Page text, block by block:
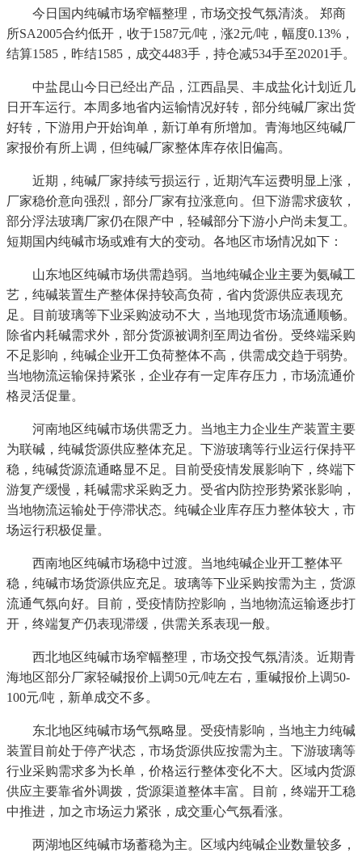
今日国内纯碱市场窄幅整理，市场交投气氛清淡。 郑商
所SA2005合约低开，收于1587元/吨，涨2元/吨，幅度0.13%，
结算1585，昨结1585，成交4483手，持仓减534手至20201手。
中盐昆山今日已经出产品，江西晶昊、丰成盐化计划近几
日开车运行。本周多地省内运输情况好转，部分纯碱厂家出货
好转，下游用户开始询单，新订单有所增加。青海地区纯碱厂
家报价有所上调，但纯碱厂家整体库存依旧偏高。
近期，纯碱厂家持续亏损运行，近期汽车运费明显上涨，
厂家稳价意向强烈，部分厂家有拉涨意向。但下游需求疲软，
部分浮法玻璃厂家仍在限产中，轻碱部分下游小户尚未复工。
短期国内纯碱市场或难有大的变动。各地区市场情况如下：
山东地区纯碱市场供需趋弱。当地纯碱企业主要为氨碱工
艺，纯碱装置生产整体保持较高负荷，省内货源供应表现充
足。目前玻璃等下业采购波动不大，当地现货市场流通顺畅。
除省内耗碱需求外，部分货源被调剂至周边省份。受终端采购
不足影响，纯碱企业开工负荷整体不高，供需成交趋于弱势。
当地物流运输保持紧张，企业存有一定库存压力，市场流通价
格灵活促量。
河南地区纯碱市场供需乏力。当地主力企业生产装置主要
为联碱，纯碱货源供应整体充足。下游玻璃等行业运行保持平
稳，纯碱货源流通略显不足。目前受疫情发展影响下，终端下
游复产缓慢，耗碱需求采购乏力。受省内防控形势紧张影响，
当地物流运输处于停滞状态。纯碱企业库存压力整体较大，市
场运行积极促量。
西南地区纯碱市场稳中过渡。当地纯碱企业开工整体平
稳，纯碱市场货源供应充足。玻璃等下业采购按需为主，货源
流通气氛向好。目前，受疫情防控影响，当地物流运输逐步打
开，终端复产仍表现滞缓，供需关系表现一般。
西北地区纯碱市场窄幅整理，市场交投气氛清淡。近期青
海地区部分厂家轻碱报价上调50元/吨左右，重碱报价上调50-
100元/吨，新单成交不多。
东北地区纯碱市场气氛略显。受疫情影响，当地主力纯碱
装置目前处于停产状态，市场货源供应按需为主。下游玻璃等
行业采购需求多为长单，价格运行整体变化不大。区域内货源
供应主要靠省外调拨，货源渠道整体丰富。目前，终端开工稳
中推进，加之市场运力紧张，成交重心气氛看涨。
两湖地区纯碱市场蓄稳为主。区域内纯碱企业数量较多，